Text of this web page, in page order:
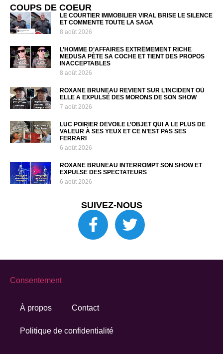
COUPS DE COEUR
LE COURTIER IMMOBILIER VIRAL BRISE LE SILENCE
ET COMMENTE TOUTE LA SAGA
8 août 2026
L’HOMME D’AFFAIRES EXTRÊMEMENT RICHE
MEDUSA PÈTE SA COCHE ET TIENT DES PROPOS
INACCEPTABLES
8 août 2026
ROXANE BRUNEAU REVIENT SUR L’INCIDENT OÙ
ELLE A EXPULSÉ DES MORONS DE SON SHOW
7 août 2026
LUC POIRIER DÉVOILE L’OBJET QUI A LE PLUS DE
VALEUR À SES YEUX ET CE N’EST PAS SES
FERRARI
6 août 2026
ROXANE BRUNEAU INTERROMPT SON SHOW ET
EXPULSE DES SPECTATEURS
6 août 2026
SUIVEZ-NOUS
À propos Contact
Politique de confidentialité
Consentement